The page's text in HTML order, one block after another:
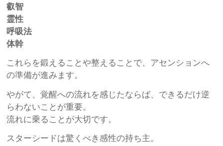
叡智
霊性
呼吸法
体幹
これらを鍛えることや整えることで、アセンションへ
の準備が進みます。
やがて、覚醒への流れを感じたならば、できるだけ逆
らわないことが重要。
流れに乗ることが大切です。
スターシードは驚くべき感性の持ち主。